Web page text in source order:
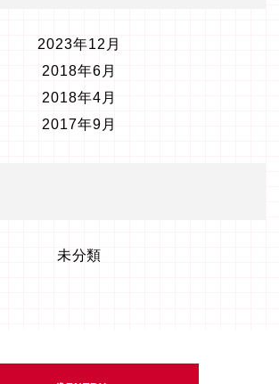
2023年12月
2018年6月
2018年4月
2017年9月
未分類